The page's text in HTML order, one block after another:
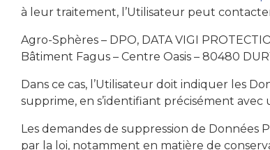
à leur traitement, l’Utilisateur peut
Agro-Sphères – DPO, DATA VIGI
Bâtiment Fagus – Centre Oasis – 80480
Dans ce cas, l’Utilisateur doit indiquer les
supprime, en s’identifiant précisément avec
Les demandes de suppression de Données
par la loi, notamment en matière de